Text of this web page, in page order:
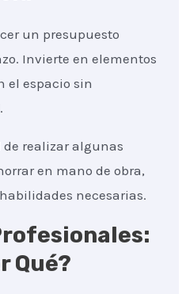
un presupuesto
Invierte en elementos
el espacio sin
realizar algunas
en mano de obra,
necesarias.
Qué?